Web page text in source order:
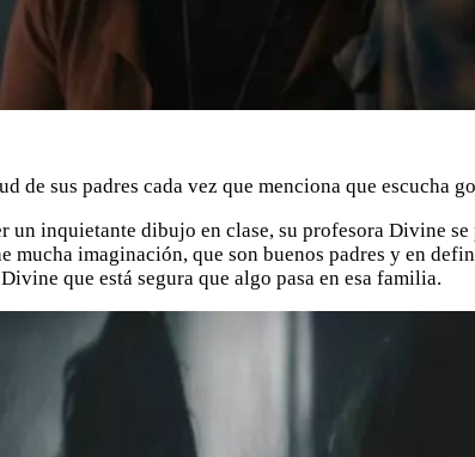
de sus padres cada vez que menciona que
un inquietante dibujo en clase, su profesora Divine
mucha imaginación, que son buenos padres y en
que está segura que algo pasa en esa familia.